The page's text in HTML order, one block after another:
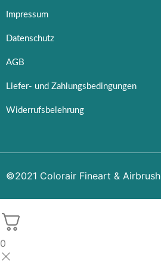
Impressum
Datenschutz
AGB
Liefer- und Zahlungsbedingungen
Widerrufsbelehrung
©2021 Colorair Fineart & Airbrush
0